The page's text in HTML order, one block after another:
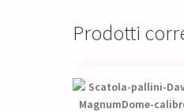
Prodotti